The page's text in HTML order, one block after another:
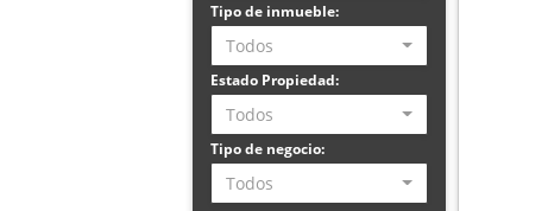
Tipo de inmueble:
Todos
Estado Propiedad:
Todos
Tipo de negocio:
Todos